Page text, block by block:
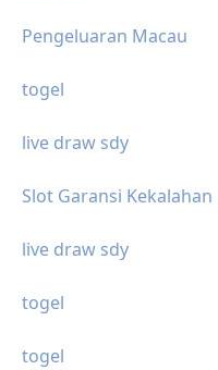
Pengeluaran Macau
togel
live draw sdy
Slot Garansi Kekalahan
live draw sdy
togel
togel